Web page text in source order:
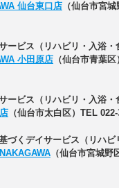
仙台東口店 （仙台市宮
ービス（リハビリ・入浴・
小田原店 （仙台市青葉
ービス（リハビリ・入浴・
（仙台市太白区）TEL
づくデイサービス（リハビ
（仙台市宮城野